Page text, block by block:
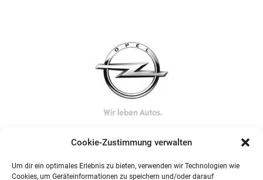
Cookie-Zustimmung verwalten
Um dir ein optimales Erlebnis zu bieten, verwenden wir Technologien wie
Cookies, um Geräteinformationen zu speichern und/oder darauf